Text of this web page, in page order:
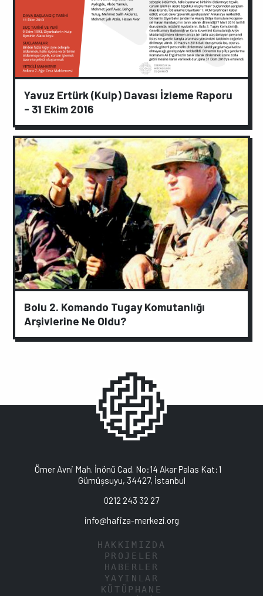
Yavuz Ertürk (Kulp) Davası İzleme Raporu
- 31 Ekim 2016
Bolu 2. Komando Tugay Komutanlığı
Arşivlerine Ne Oldu?
Ömer Avni Mah. İnönü Cad. No:14 Akar Palas Kat:1
Gümüşsuyu, 34427, İstanbul
0212 243 32 27
info@hafiza-merkezi.org
HAKKIMIZDA
PROJELER
HABERLER
YAYINLAR
KÜTÜPHANE